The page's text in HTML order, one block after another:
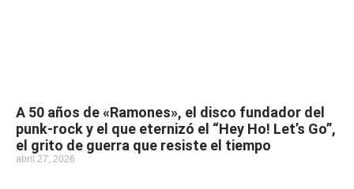
A 50 años de «Ramones», el disco fundador del
punk-rock y el que eternizó el “Hey Ho! Let’s Go”,
el grito de guerra que resiste el tiempo
abril 27, 2026